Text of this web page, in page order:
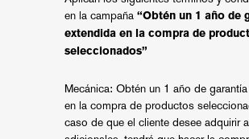
en la campaña “Obtén un 1 año de
extendida en la compra de
seleccionados”
Mecánica: Obtén un 1 año de
en la compra de productos
caso de que el cliente desee adquirir